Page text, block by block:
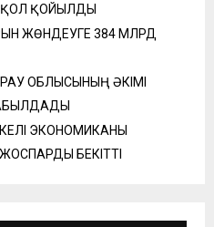
ҚОЙЫЛДЫ
ЖӨНДЕУГЕ 384 МЛРД
ОБЛЫСЫНЫҢ ӘКІМІ
ЭКОНОМИКАНЫ
БЕКІТТІ